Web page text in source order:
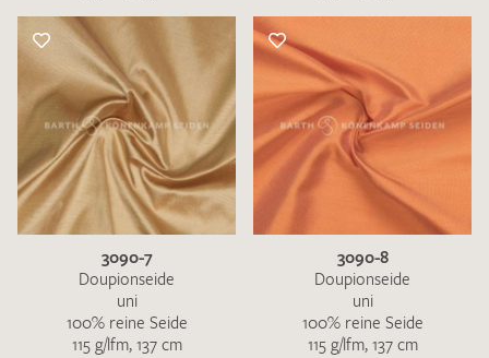
3090-7
Doupionseide
uni
100% reine Seide
115 g/lfm, 137 cm
3090-8
Doupionseide
uni
100% reine Seide
115 g/lfm, 137 cm